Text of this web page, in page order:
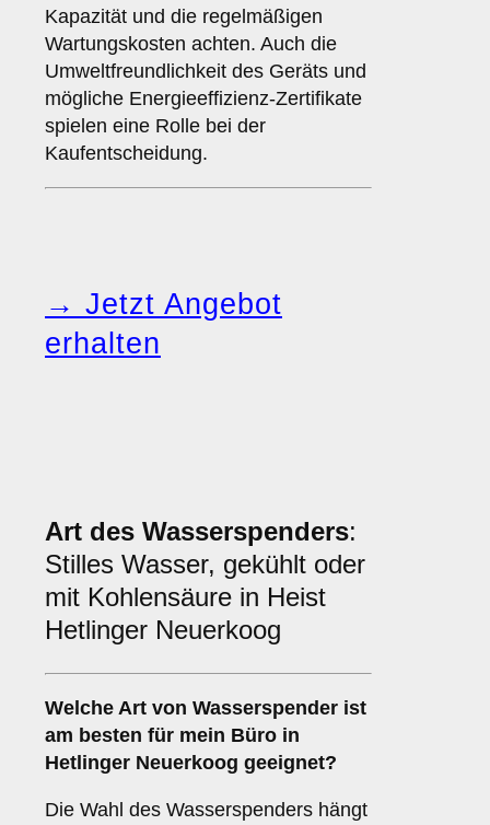
Kapazität und die regelmäßigen
Wartungskosten achten. Auch die
Umweltfreundlichkeit des Geräts und
mögliche Energieeffizienz-Zertifikate
spielen eine Rolle bei der
Kaufentscheidung.
→ Jetzt Angebot
erhalten
Art des Wasserspenders:
Stilles Wasser, gekühlt oder
mit Kohlensäure in Heist
Hetlinger Neuerkoog
Welche Art von Wasserspender ist
am besten für mein Büro in
Hetlinger Neuerkoog geeignet?
Die Wahl des Wasserspenders hängt